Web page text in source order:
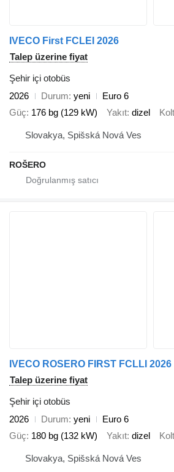
IVECO First FCLEI 2026
Talep üzerine fiyat
Şehir içi otobüs
2026
Durum yeni
Euro 6
Güç 176 bg (129 kW) Yakıt dizel
Slovakya, Spišská Nová Ves
ROŠERO
IVECO ROSERO FIRST FCLLI 2026
Talep üzerine fiyat
Şehir içi otobüs
2026
Durum yeni
Euro 6
Güç 180 bg (132 kW) Yakıt dizel
Slovakya, Spišská Nová Ves